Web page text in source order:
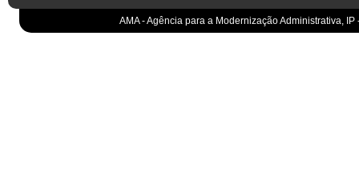
AMA - Agência para a Modernização Administrativa,